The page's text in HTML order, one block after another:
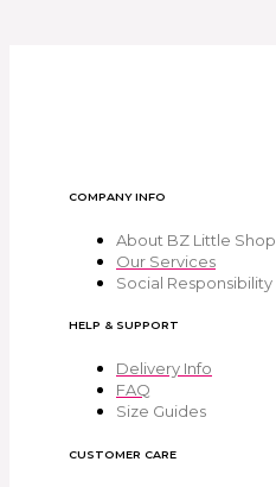
COMPANY INFO
About BZ Little Shop
Our Services
Social Responsibility
HELP & SUPPORT
Delivery Info
FAQ
Size Guides
CUSTOMER CARE